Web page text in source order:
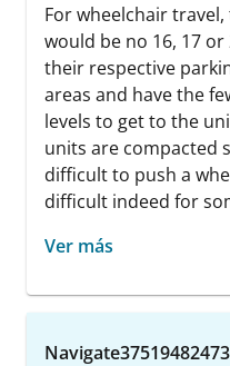
For wheelchair
would be no 16, 17
their respective
areas and have the
levels to get to the
units are compacted
difficult to push a
difficult indeed for
Ver más
Navigate37519482473